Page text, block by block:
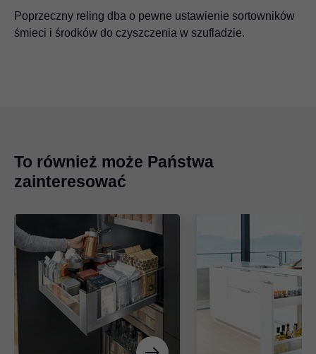
Poprzeczny reling dba o pewne ustawienie sortowników
śmieci i środków do czyszczenia w szufladzie.
Szuflada wewnętrzna to dodatkowe miejsce w szafce na
gąbki, ściereczki i inne tego typu przedmioty.
Płyn do mycia naczyń, gąbki i tabletki do zmywarki są
przechowywane w szufladzie zlewozmywakowej.
Atrakcyjne połączenie - szuflada zlewozmywakowa z
To również może Państwa
zainteresować